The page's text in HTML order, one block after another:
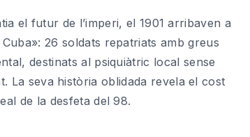
el futur de l’imperi, el 1901 arribaven a
26 soldats repatriats amb greus
destinats al psiquiàtric local sense
La seva història oblidada revela el cost
de la desfeta del 98.